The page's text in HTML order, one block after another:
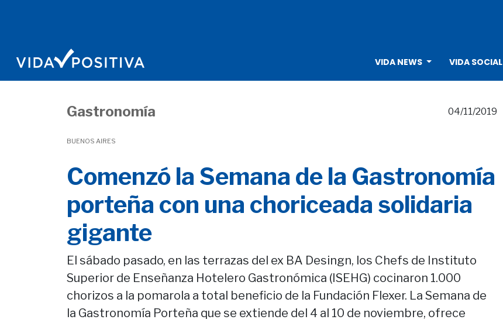
VIDA NEWS VIDA SOCIAL
Gastronomía
BUENOS AIRES
04/11/2019
Comenzó la Semana de la Gastronomía
porteña con una choriceada solidaria
gigante
El sábado pasado, en las terrazas del ex BA Desingn, los Chefs de Instituto
Superior de Enseñanza Hotelero Gastronómica (ISEHG) cocinaron 1.000
chorizos a la pomarola a total beneficio de la Fundación Flexer. La Semana de
la Gastronomía Porteña que se extiende del 4 al 10 de noviembre, ofrece